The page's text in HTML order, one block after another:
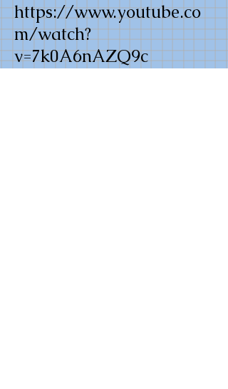
https://www.youtube.co
m/watch?
v=7k0A6nAZQ9c